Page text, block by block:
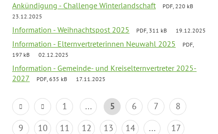
Ankündigung - Challenge Winterlandschaft
PDF, 220 kB
23.12.2025
Information - Weihnachtspost 2025 PDF, 311 kB 19.12.2025
Information - Elternvertreterinnen Neuwahl 2025
PDF,
197 kB
02.12.2025
Information - Gemeinde- und Kreiselternvertreter 2025-
2027
PDF, 635 kB 17.11.2025
1 ... 5 6 7
8
9
10 11 12 13 14 ... 17